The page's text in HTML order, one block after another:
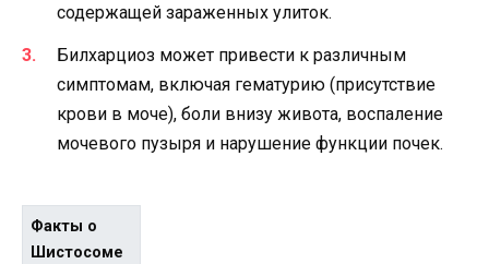
содержащей зараженных улиток.
Билхарциоз может привести к различным
симптомам, включая гематурию (присутствие
крови в моче), боли внизу живота, воспаление
мочевого пузыря и нарушение функции почек.
Факты о
Шистосоме